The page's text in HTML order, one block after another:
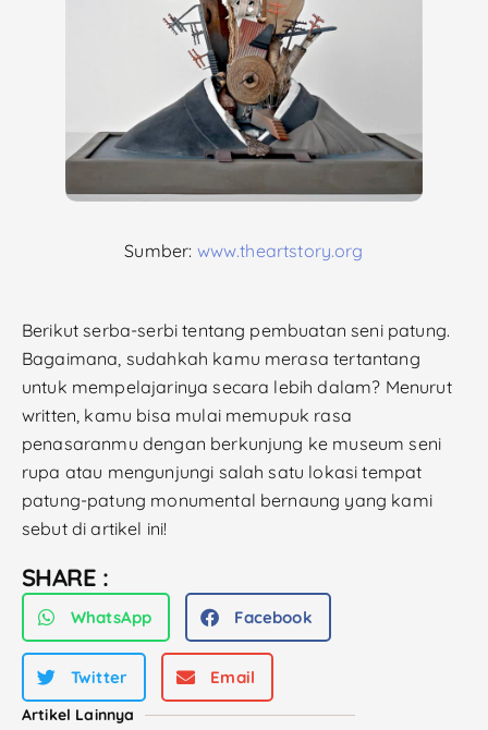
Sumber: www.theartstory.org
Berikut serba-serbi tentang pembuatan seni patung.
Bagaimana, sudahkah kamu merasa tertantang
untuk mempelajarinya secara lebih dalam? Menurut
written, kamu bisa mulai memupuk rasa
penasaranmu dengan berkunjung ke museum seni
rupa atau mengunjungi salah satu lokasi tempat
patung-patung monumental bernaung yang kami
sebut di artikel ini!
SHARE :
WhatsApp Facebook
Twitter Email
Artikel Lainnya